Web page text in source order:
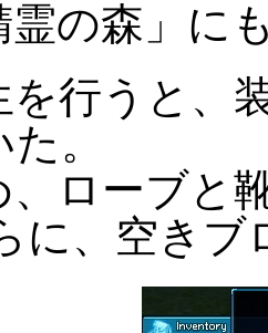
霊の森」に
を行うと、
。
、ローブと
に、空き